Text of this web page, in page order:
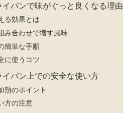
パンで味がぐっと良くなる理由
る効果とは
み合わせで増す風味
簡単な手順
に使うコツ
イパン上での安全な使い方
熱のポイント
方の注意